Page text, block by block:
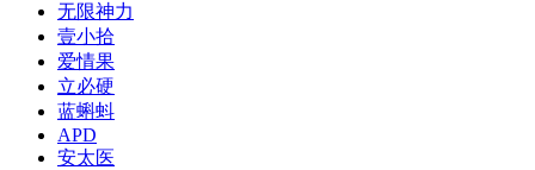
无限神力
壹小拾
爱情果
立必硬
蓝蝌蚪
APD
安太医